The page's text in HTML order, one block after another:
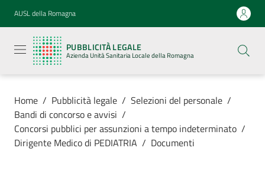
Vai al contenuto
Vai alla navigazione
Vai al footer
AUSL della Romagna
PUBBLICITÀ LEGALE
Azienda Unità Sanitaria Locale della Romagna
legale
Azienda
Unità
Locale della
Home / Pubblicità legale / Selezioni del personale /
Bandi di concorso e avvisi /
Concorsi pubblici per assunzioni a tempo indeterminato /
Dirigente Medico di PEDIATRIA / Documenti